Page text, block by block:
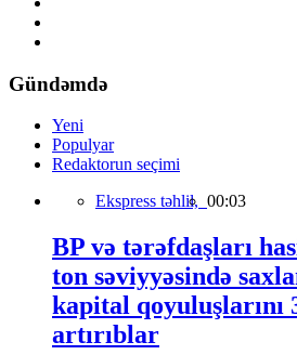
Gündəmdə
Yeni
Populyar
Redaktorun seçimi
Ekspress təhlil, 00:03
BP və tərəfdaşları
ton səviyyəsində
kapital qoyuluşlarını
artırıblar